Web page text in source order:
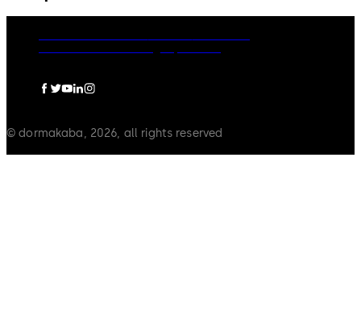
© dormakaba, 2026, all rights reserved